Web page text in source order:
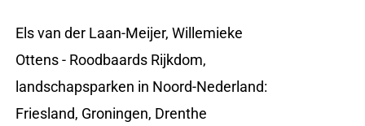
Els van der Laan-Meijer, Willemieke
Ottens - Roodbaards Rijkdom,
landschapsparken in Noord-Nederland:
Friesland, Groningen, Drenthe